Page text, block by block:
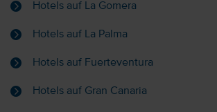
Hotels auf La Gomera
Hotels auf La Palma
Hotels auf Fuerteventura
Hotels auf Gran Canaria